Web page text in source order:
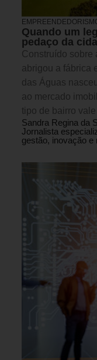
Quando um
pedaço da
Construído sobre
abrigou a fábrica
das Águas
ao mercado
tipo de bairro
Sandra Regina da
Jornalista
gestão, inovação e